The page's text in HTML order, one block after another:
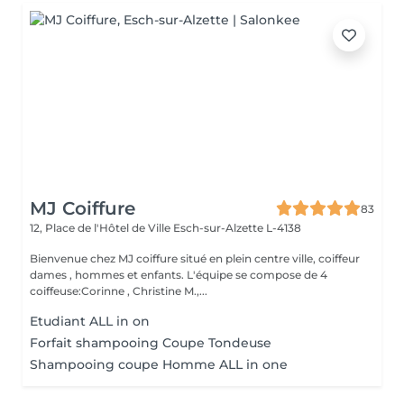
MJ Coiffure
83
12, Place de l'Hôtel de Ville Esch-sur-Alzette L-4138
Bienvenue chez MJ coiffure situé en plein centre ville, coiffeur
dames , hommes et enfants. L'équipe se compose de 4
coiffeuse:Corinne , Christine M.,...
Etudiant ALL in on
Forfait shampooing Coupe Tondeuse
Shampooing coupe Homme ALL in one